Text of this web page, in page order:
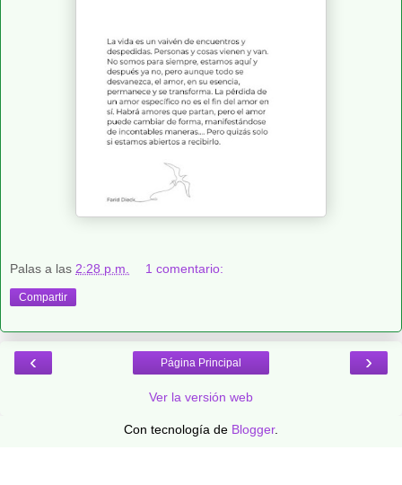
Palas a las 2:28 p.m. 1 comentario:
Compartir
‹ ›
Página Principal
Ver la versión web
Con tecnología de Blogger.